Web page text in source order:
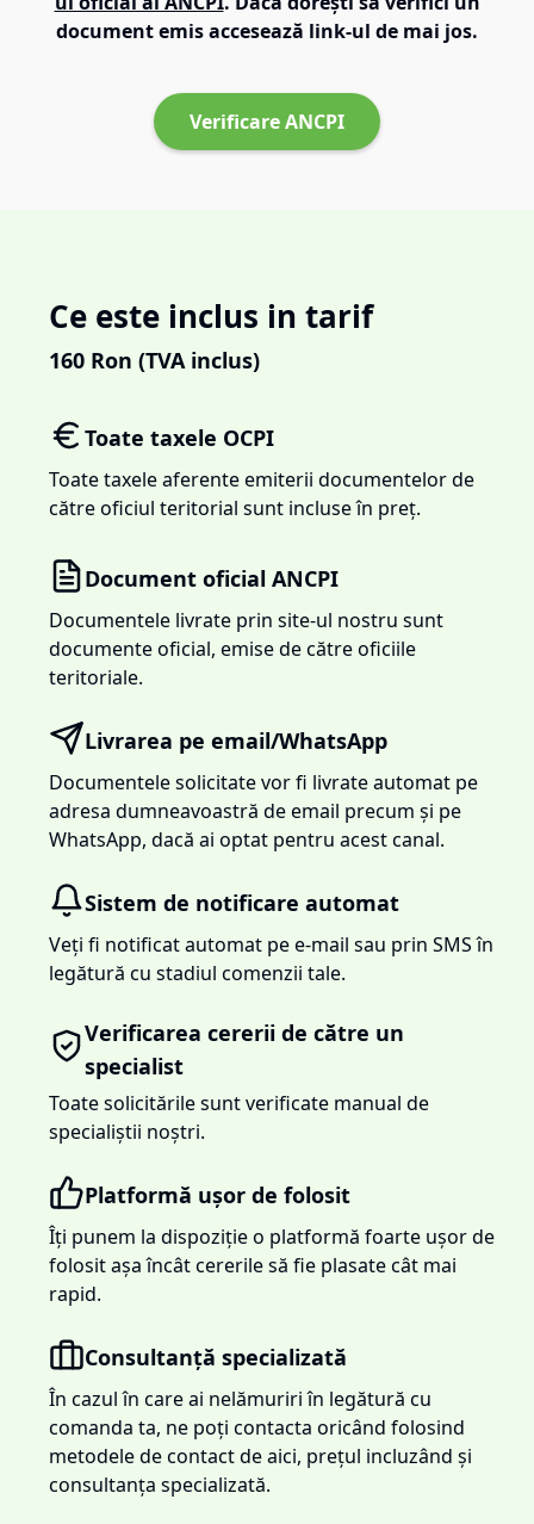
document emis accesează link-ul de mai jos.
Verificare ANCPI
Ce este inclus in tarif
160 Ron (TVA inclus)
Toate taxele OCPI
Toate taxele aferente emiterii documentelor de
către oficiul teritorial sunt incluse în preț.
Document oficial ANCPI
Documentele livrate prin site-ul nostru sunt
documente oficial, emise de către oficiile
teritoriale.
Livrarea pe email/WhatsApp
Documentele solicitate vor fi livrate automat pe
adresa dumneavoastră de email precum și pe
WhatsApp, dacă ai optat pentru acest canal.
Sistem de notificare automat
Veți fi notificat automat pe e-mail sau prin SMS în
legătură cu stadiul comenzii tale.
Verificarea cererii de către un
specialist
Toate solicitările sunt verificate manual de
specialiștii noștri.
Platformă ușor de folosit
Îți punem la dispoziție o platformă foarte ușor de
folosit așa încât cererile să fie plasate cât mai
rapid.
Consultanță specializată
În cazul în care ai nelămuriri în legătură cu
comanda ta, ne poți contacta oricând folosind
metodele de contact de aici, prețul incluzând și
consultanța specializată.